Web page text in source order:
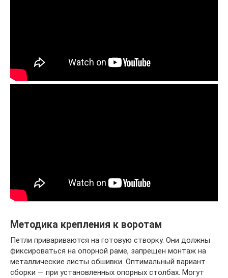
Методика крепления к воротам
Петли привариваются на готовую створку. Они должны
фиксироваться на опорной раме, запрещен монтаж на
металлические листы обшивки. Оптимальный вариант
сборки — при установленных опорных столбах. Могут